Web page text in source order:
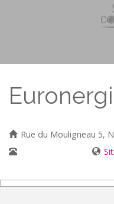
Rue du Mouligneau 5,